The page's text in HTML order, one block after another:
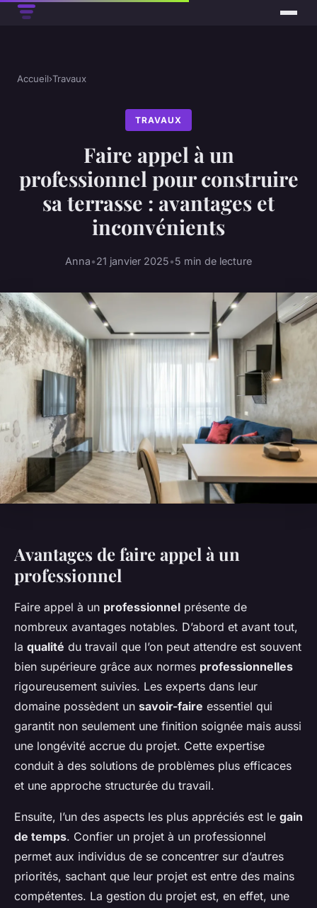
Accueil›Travaux
TRAVAUX
Faire appel à un
professionnel pour construire
sa terrasse : avantages et
inconvénients
Anna•21 janvier 2025•5 min de lecture
Avantages de faire appel à un
professionnel
Faire appel à un professionnel présente de
nombreux avantages notables. D’abord et avant tout,
la qualité du travail que l’on peut attendre est souvent
bien supérieure grâce aux normes professionnelles
rigoureusement suivies. Les experts dans leur
domaine possèdent un savoir-faire essentiel qui
garantit non seulement une finition soignée mais aussi
une longévité accrue du projet. Cette expertise
conduit à des solutions de problèmes plus efficaces
et une approche structurée du travail.
Ensuite, l’un des aspects les plus appréciés est le gain
de temps. Confier un projet à un professionnel
permet aux individus de se concentrer sur d’autres
priorités, sachant que leur projet est entre des mains
compétentes. La gestion du projet est, en effet, une